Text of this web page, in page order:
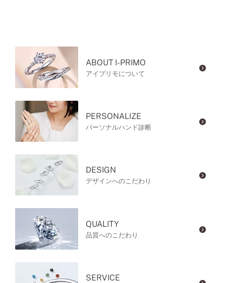
ABOUT I-PRIMO
アイプリモについて
PERSONALIZE
パーソナルハンド診断
DESIGN
デザインへのこだわり
QUALITY
品質へのこだわり
SERVICE